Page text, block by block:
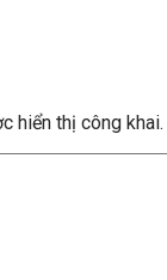
hiển thị công khai.